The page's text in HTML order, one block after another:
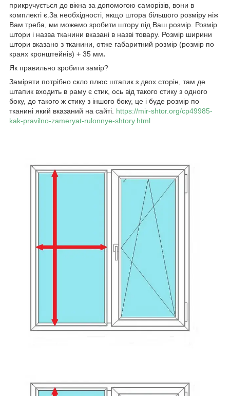
прикручується до вікна за допомогою саморізів, вони в
комплекті є.За необхідності, якщо штора більшого розміру ніж
Вам треба, ми можемо зробити штору під Ваш розмір. Розмір
штори і назва тканини вказані в назві товару. Розмір ширини
штори вказано з тканини, отже габаритний розмір (розмір по
краях кронштейнів) + 35 мм.
Як правильно зробити замір?
Заміряти потрібно скло плюс штапик з двох сторін, там де
штапик входить в раму є стик, ось від такого стику з одного
боку, до такого ж стику з іншого боку, це і буде розмір по
тканині який вказаний на сайті. https://mir-shtor.org/cp49985-
kak-pravilno-zameryat-rulonnye-shtory.html